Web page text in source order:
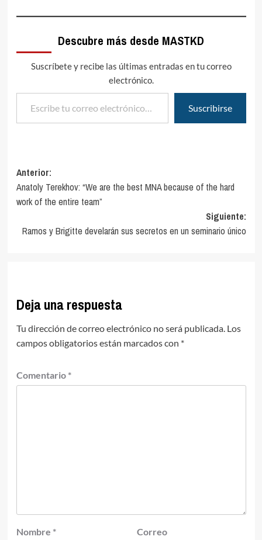
Descubre más desde MASTKD
Suscríbete y recibe las últimas entradas en tu correo
electrónico.
Escribe tu correo electrónico…
Suscribirse
Navegación
de
entradas
Anterior:
Anatoly Terekhov: “We are the best MNA because of the hard
work of the entire team”
Siguiente:
Ramos y Brigitte develarán sus secretos en un seminario único
Deja una respuesta
Tu dirección de correo electrónico no será publicada. Los
campos obligatorios están marcados con *
Comentario *
Nombre * Correo